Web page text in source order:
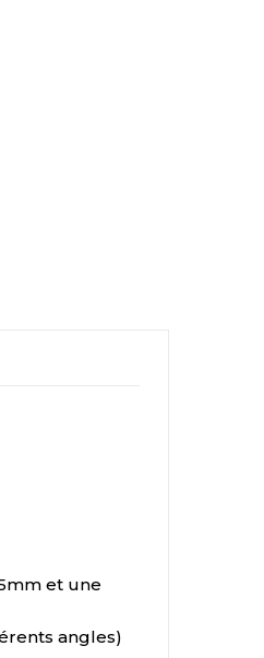
et une
angles)